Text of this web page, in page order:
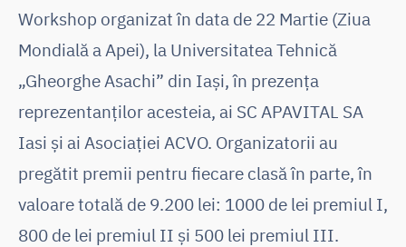
Workshop organizat în data de 22 Martie (Ziua
Mondială a Apei), la Universitatea Tehnică
„Gheorghe Asachi” din Iași, în prezența
reprezentanților acesteia, ai SC APAVITAL SA
Iasi și ai Asociației ACVO. Organizatorii au
pregătit premii pentru fiecare clasă în parte, în
valoare totală de 9.200 lei: 1000 de lei premiul I,
800 de lei premiul II și 500 lei premiul III.